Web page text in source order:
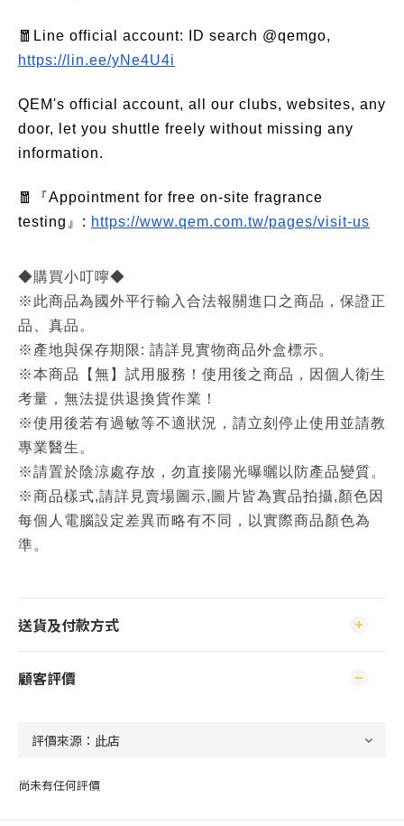
🧧Line official account: ID search @qemgo,
https://lin.ee/yNe4U4i
QEM's official account, all our clubs, websites, any
door, let you shuttle freely without missing any
information.
🧧『Appointment for free on-site fragrance
testing』: https://www.qem.com.tw/pages/visit-us
◆購買小叮嚀◆
※此商品為國外平行輸入合法報關進口之商品，保證正
品、真品。
※產地與保存期限: 請詳見實物商品外盒標示。
※本商品【無】試用服務！使用後之商品，因個人衛生
考量，無法提供退換貨作業！
※使用後若有過敏等不適狀況，請立刻停止使用並請教
專業醫生。
※請置於陰涼處存放，勿直接陽光曝曬以防產品變質。
※商品樣式,請詳見賣場圖示,圖片皆為實品拍攝,顏色因
每個人電腦設定差異而略有不同，以實際商品顏色為
準。
送貨及付款方式
顧客評價
尚未有任何評價